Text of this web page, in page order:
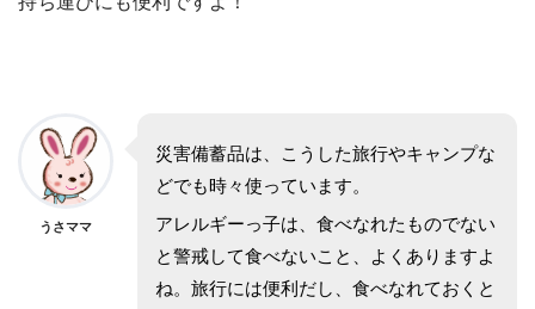
うさママ
災害備蓄品は、こうした旅行やキャンプな
どでも時々使っています。
アレルギーっ子は、食べなれたものでない
と警戒して食べないこと、よくありますよ
ね。旅行には便利だし、食べなれておくと